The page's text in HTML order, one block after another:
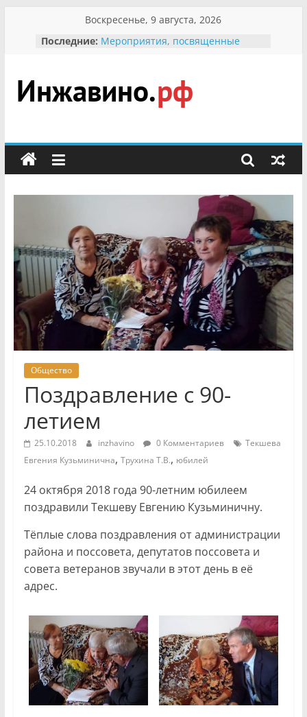
содержимому
Воскресенье, 9 августа, 2026
Последние: Мероприятия, посвященные
гражданин Инжавинского округа»
участнице Великой
Отечественной, фронтовичке
Безопасность в сети Интернет
мероприятии «Сохраним
первоцветы!»
В вольере Воронинского
заповедника родились крапчатые
суслики
Инжавино.рф
сельский
портал
Общество
Поздравление с 90-
летием
25.10.2018 inzhavino 0 Комментариев
Текшева
Евгения Кузьминична, Трухина Т.В., юбилей
24 октября 2018 года 90-летним юбилеем
поздравили Текшеву Евгению Кузьминичну.
Тёплые слова поздравления от администрации
района и поссовета, депутатов поссовета и
совета ветеранов звучали в этот день в её
адрес.